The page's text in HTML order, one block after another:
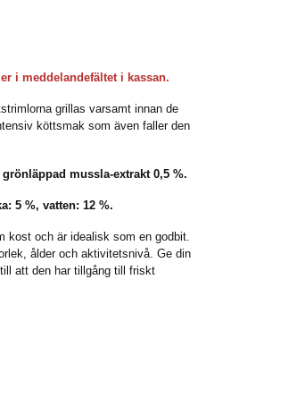
i meddelandefältet i kassan.
grillas varsamt innan de
köttsmak som även faller den
mussla-extrakt 0,5 %.
5 %, vatten: 12 %.
kost och är idealisk som en godbit.
ålder och aktivitetsnivå. Ge din
att den har tillgång till friskt